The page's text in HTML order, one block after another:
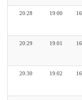
19:00
20:28
19:01
20:29
19:02
20:30